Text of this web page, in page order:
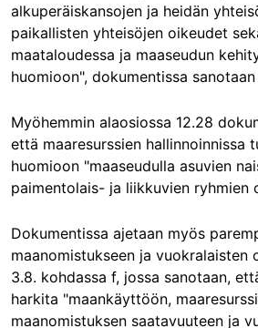
alkuperäiskansojen ja heidän
paikallisten yhteisöjen oikeudet
maataloudessa ja maaseudun
huomioon", dokumentissa
Myöhemmin alaosiossa 12.28
että maaresurssien hallinnoinnissa
huomioon "maaseudulla asuvien
paimentolais- ja liikkuvien ryhmien
Dokumentissa ajetaan myös
maanomistukseen ja vuokralaisten
3.8. kohdassa f, jossa sanotaan,
harkita "maankäyttöön,
maanomistuksen saatavuuteen ja